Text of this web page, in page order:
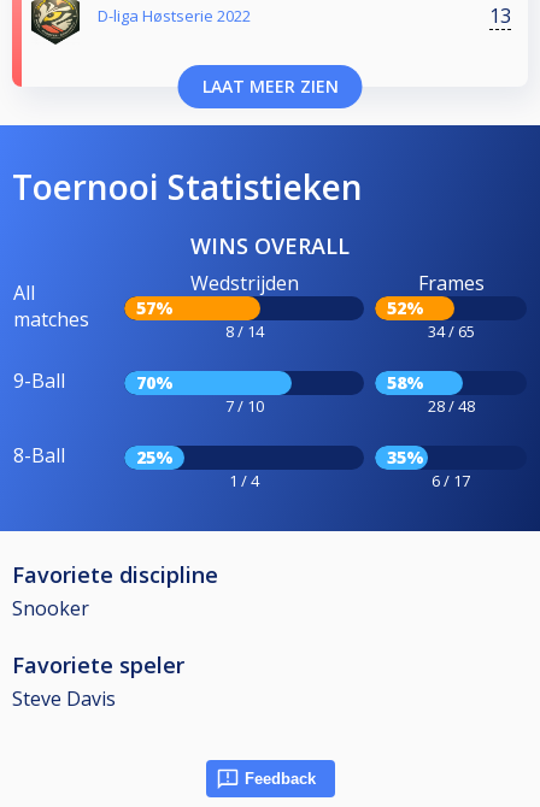
D-liga Høstserie 2022 13
LAAT MEER ZIEN
Toernooi Statistieken
WINS OVERALL
All
matches
Wedstrijden
57%
8 / 14
Frames
52%
34 / 65
9-Ball 70%
7 / 10
58%
28 / 48
8-Ball 25%
1 / 4
35%
6 / 17
Favoriete discipline
Snooker
Favoriete speler
Steve Davis
Feedback